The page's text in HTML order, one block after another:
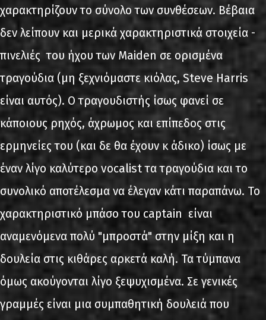
χαρακτηρίζουν το σύνολο των συνθέσεων. Βέβαια
δεν λείπουν και μερικά χαρακτηριστικά στοιχεία -
πινελιές του ήχου των Maiden σε ορισμένα
τραγούδια (μη ξεχνιόμαστε κιόλας, Steve Harris
είναι αυτός). O τραγουδιστής ίσως φανεί σε
κάποιους ρηχός, άχρωμος και επίπεδος στις
ερμηνείες του (και δε θα έχουν κ άδικο) ίσως με
έναν λίγο καλύτερο vocalist τα τραγούδια και το
συνολικό αποτέλεσμα να έλεγαν κάτι παραπάνω. Το
χαρακτηριστικό μπάσο του captain είναι
αναμενόμενα πολύ "μπροστά" στην μίξη και η
δουλεία στις κιθάρες αρκετά καλή. Τα τύμπανα
όμως ακούγονται λίγο ξεψυχισμένα. Σε γενικές
γραμμές είναι μια συμπαθητική δουλειά που